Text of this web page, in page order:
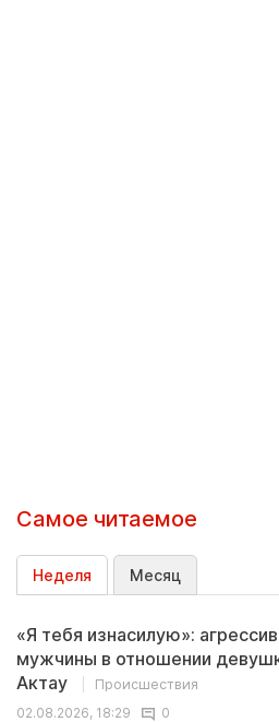
Самое читаемое
Неделя Месяц
«Я тебя изнасилую»:
мужчины в отношении
Актау
Происшествия
02.08.2026, 18:29
0